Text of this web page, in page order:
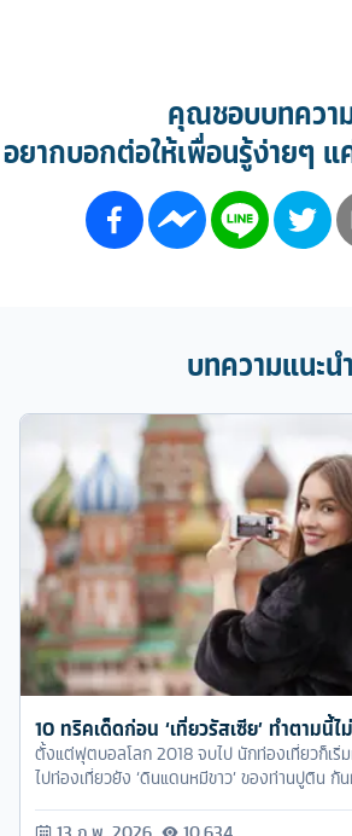
คุณชอบบทควา
อยากบอกต่อให้เพื่อนรู้ง่ายๆ แ
บทความแนะนำ
10 ทริคเด็ดก่อน ‘เที่ยวรัสเซีย’ ทำตามนี้
ตั้งแต่ฟุตบอลโลก 2018 จบไป นักท่องเที่ยวก็เริ่
ไปท่องเที่ยวยัง ‘ดินแดนหมีขาว’ ของท่านปูติน กั
รัสเซียกลายเป็นประเทศเป้าหมายใหม่เลยล่ะครับ